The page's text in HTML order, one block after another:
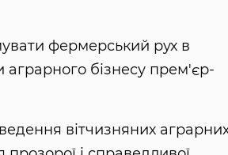
фермерський рух в
аграрного бізнесу прем'єр-
вітчизняних